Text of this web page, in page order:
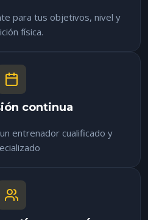
para tus objetivos, nivel y
física.
continua
entrenador cualificado y